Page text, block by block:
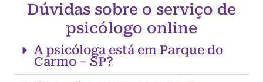
Dúvidas sobre o serviço de
psicólogo online
A psicóloga está em Parque do
Carmo – SP?